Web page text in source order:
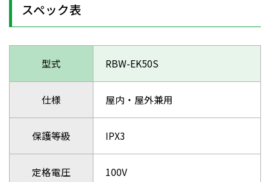
スペック表
型式 RBW-EK50S
仕様 屋内・屋外兼用
保護等級 IPX3
定格電圧 100V